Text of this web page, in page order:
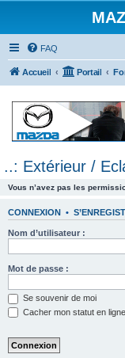
FAQ
Accueil Portail
..: Extérieur /
Vous n’avez pas les
CONNEXION •
Nom d’utilisateur :
Mot de passe :
Se souvenir de moi
Cacher mon statut en